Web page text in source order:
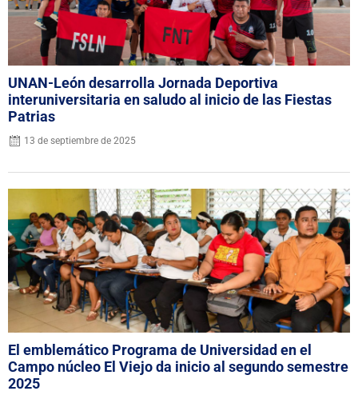
UNAN-León desarrolla Jornada Deportiva
interuniversitaria en saludo al inicio de las Fiestas
Patrias
13 de septiembre de 2025
El emblemático Programa de Universidad en el
Campo núcleo El Viejo da inicio al segundo semestre
2025